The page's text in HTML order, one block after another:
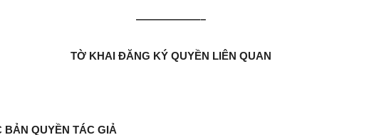
——————–
TỜ KHAI ĐĂNG KÝ QUYỀN LIÊN QUAN
BẢN QUYỀN TÁC GIẢ